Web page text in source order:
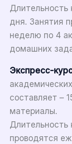
Длительность
дня. Занятия
неделю по 4
домашних
Экспресс-
составляет –
материалы.
Длительность
проводятся